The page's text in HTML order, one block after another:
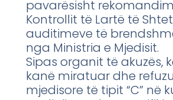
pavarësisht
Kontrollit të Lartë të
auditimeve të
nga Ministria e Mjedisit.
Sipas organit të akuzës,
kanë miratuar dhe
mjedisore të tipit “C” në